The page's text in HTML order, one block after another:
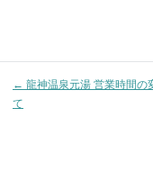
ー
← 龍神温泉元湯 営業時間の
て